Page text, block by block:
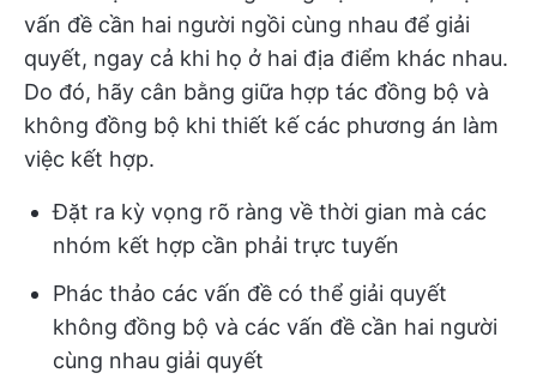
vấn đề cần hai người ngồi cùng nhau để giải
quyết, ngay cả khi họ ở hai địa điểm khác nhau.
Do đó, hãy cân bằng giữa hợp tác đồng bộ và
không đồng bộ khi thiết kế các phương án làm
việc kết hợp.
Đặt ra kỳ vọng rõ ràng về thời gian mà các
nhóm kết hợp cần phải trực tuyến
Phác thảo các vấn đề có thể giải quyết
không đồng bộ và các vấn đề cần hai người
cùng nhau giải quyết